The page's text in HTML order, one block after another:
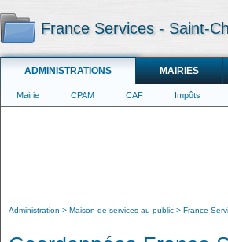
France Services - Saint-
ADMINISTRATIONS MAIRIES
Mairie CPAM CAF Impôts
Administration Maison de services au public France